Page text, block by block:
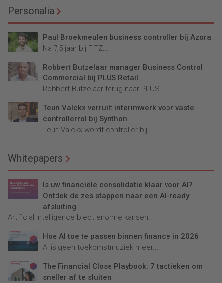
Personalia
Paul Broekmeulen business controller bij Azora
Na 7,5 jaar bij FITZ...
Robbert Butzelaar manager Business Control
Commercial bij PLUS Retail
Robbert Butzelaar terug naar PLUS...
Teun Valckx verruilt interimwerk voor vaste
controllerrol bij Synthon
Teun Valckx wordt controller bij...
Whitepapers
Is uw financiële consolidatie klaar voor AI?
Ontdek de zes stappen naar een AI-ready
afsluiting
Artificial Intelligence biedt enorme kansen...
Hoe AI toe te passen binnen finance in 2026
AI is geen toekomstmuziek meer...
The Financial Close Playbook: 7 tactieken om
sneller af te sluiten